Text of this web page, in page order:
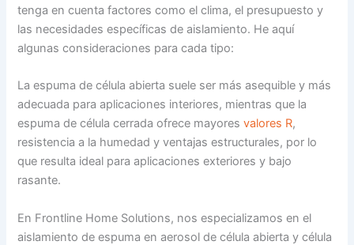
tenga en cuenta factores como el clima, el presupuesto y
las necesidades específicas de aislamiento. He aquí
algunas consideraciones para cada tipo:
La espuma de célula abierta suele ser más asequible y más
adecuada para aplicaciones interiores, mientras que la
espuma de célula cerrada ofrece mayoresvalores R,
resistencia a la humedad y ventajas estructurales, por lo
que resulta ideal para aplicaciones exteriores y bajo
rasante.
En Frontline Home Solutions, nos especializamos en el
aislamiento de espuma en aerosol de célula abierta y célula